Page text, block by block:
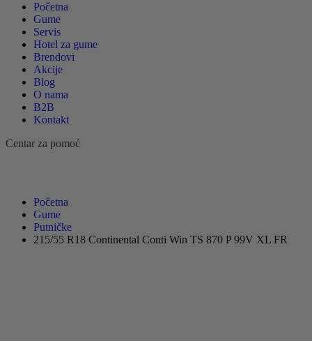
Početna
Gume
Servis
Hotel za gume
Brendovi
Akcije
Blog
O nama
B2B
Kontakt
Centar za pomoć
Početna
Gume
Putničke
215/55 R18 Continental Conti Win TS 870 P 99V XL FR